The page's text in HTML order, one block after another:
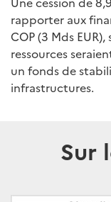
rapporter aux
COP (3 Mds
ressources
un fonds de
infrastructures.
Sur